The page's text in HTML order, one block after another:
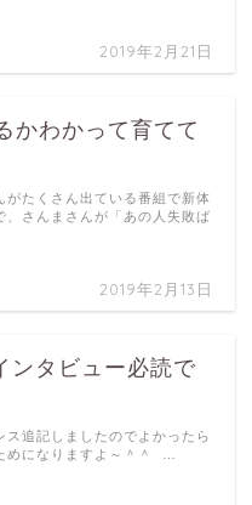
2019年2月21日
かわかって育てて
2019年2月13日
たくさん出ている番組で新体
さんまさんが「あの人失敗ば
ンタビュー必読で
追記しましたのでよかったら
めになりますよ～＾＾ …